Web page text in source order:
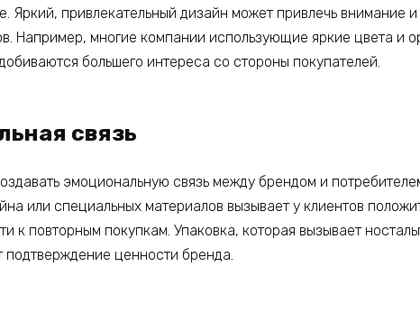
Яркий, привлекательный дизайн может привлечь внимание и
Например, многие компании использующие яркие цвета и
большего интереса со стороны покупателей.
связь
эмоциональную связь между брендом и
или специальных материалов вызывает у клиентов
к повторным покупкам. Упаковка, которая вызывает
подтверждение ценности бренда.